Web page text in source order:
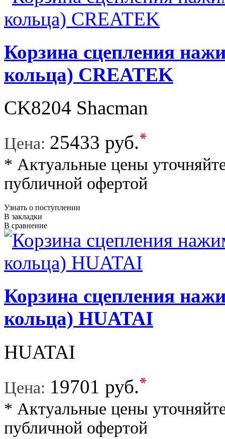
Корзина сцепления
кольца) CREATEK
CK8204 Shacman
Цена: 25433 руб.*
* Актуальные цены
публичной офертой
Узнать о поступлении
В закладки
В сравнение
Корзина сцепления
кольца) HUATAI
HUATAI
Цена: 19701 руб.*
* Актуальные цены
публичной офертой